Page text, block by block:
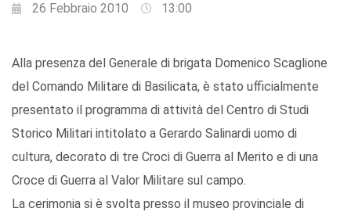
26 Febbraio 2010 13:00
Alla presenza del Generale di brigata Domenico Scaglione
del Comando Militare di Basilicata, è stato ufficialmente
presentato il programma di attività del Centro di Studi
Storico Militari intitolato a Gerardo Salinardi uomo di
cultura, decorato di tre Croci di Guerra al Merito e di una
Croce di Guerra al Valor Militare sul campo.
La cerimonia si è svolta presso il museo provinciale di